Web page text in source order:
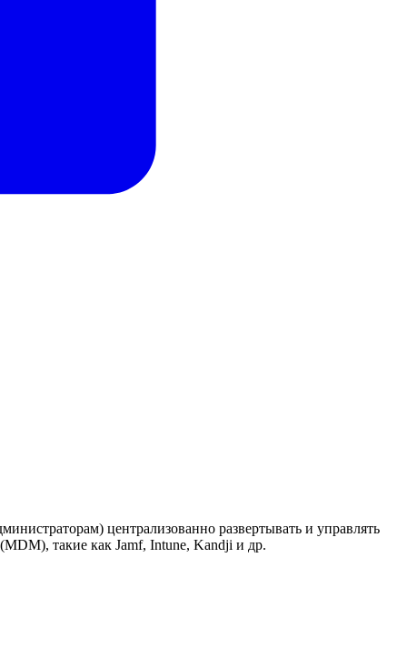
централизованно развертывать и управлять
такие как Jamf, Intune, Kandji и др.